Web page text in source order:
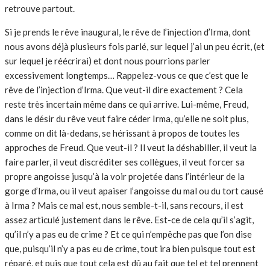
retrouve partout.
Si je prends le rêve inaugural, le rêve de l’injection d’Irma, dont
nous avons déjà plusieurs fois parlé, sur lequel j’ai un peu écrit, (et
sur lequel je réécrirai) et dont nous pourrions parler
excessivement longtemps… Rappelez-vous ce que c’est que le
rêve de l’injection d’Irma. Que veut-il dire exactement ? Cela
reste très incertain même dans ce qui arrive. Lui-même, Freud,
dans le désir du rêve veut faire céder Irma, qu’elle ne soit plus,
comme on dit là-dedans, se hérissant à propos de toutes les
approches de Freud. Que veut-il ? Il veut la déshabiller, il veut la
faire parler, il veut discréditer ses collègues, il veut forcer sa
propre angoisse jusqu’à la voir projetée dans l’intérieur de la
gorge d’Irma, ou il veut apaiser l’angoisse du mal ou du tort causé
à Irma ? Mais ce mal est, nous semble-t-il, sans recours, il est
assez articulé justement dans le rêve. Est-ce de cela qu’il s’agit,
qu’il n’y a pas eu de crime ? Et ce qui n’empêche pas que l’on dise
que, puisqu’il n’y a pas eu de crime, tout ira bien puisque tout est
réparé, et puis que tout cela est dû au fait que tel et tel prennent